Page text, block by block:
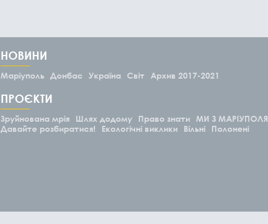
НОВИНИ
Маріуполь Донбас Україна Світ Архив 2017-2021
ПРОЄКТИ
Зруйнована мрія Шлях додому Право знати
МИ З МАРІУПОЛЯ
Давайте розбиратися!
Екологічні виклики Вільні Полонені